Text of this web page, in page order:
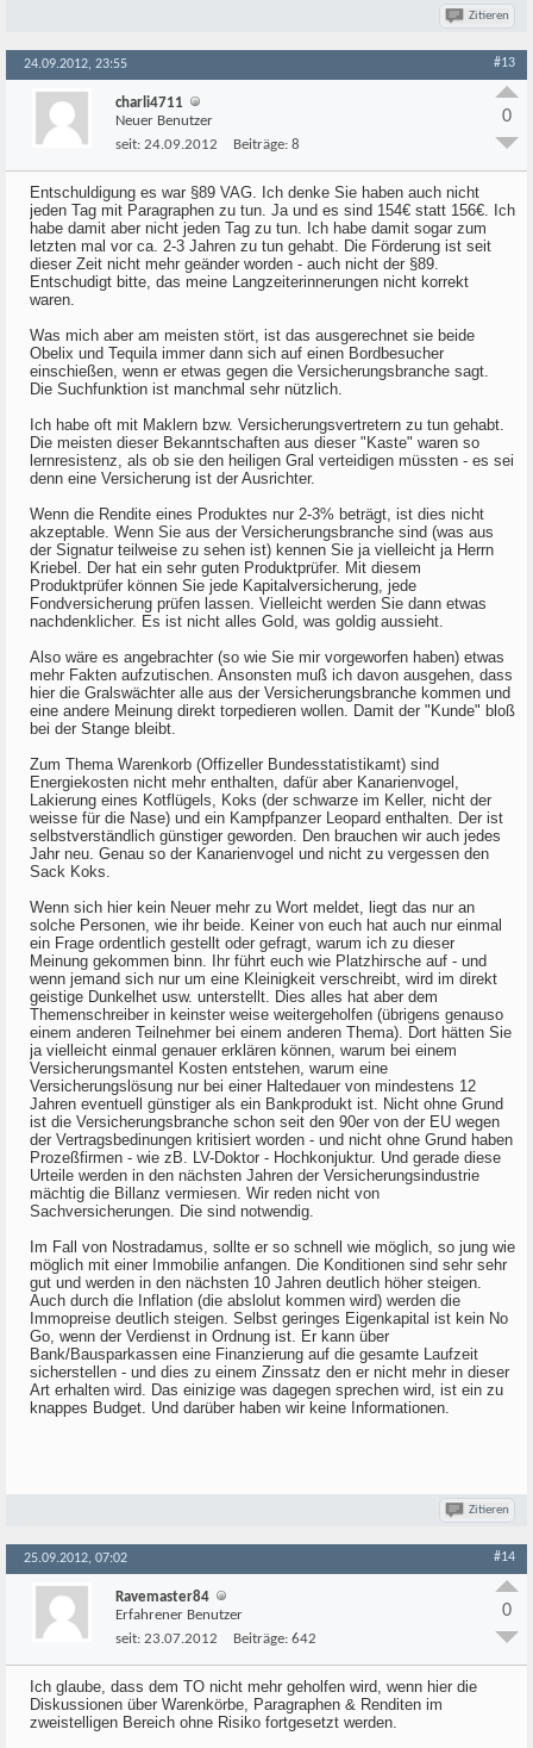
Zitieren
24.09.2012, 23:55 #13
charli4711
Neuer Benutzer
seit: 24.09.2012 Beiträge: 8
0
Entschuldigung es war §89 VAG. Ich denke Sie haben auch nicht
jeden Tag mit Paragraphen zu tun. Ja und es sind 154€ statt 156€. Ich
habe damit aber nicht jeden Tag zu tun. Ich habe damit sogar zum
letzten mal vor ca. 2-3 Jahren zu tun gehabt. Die Förderung ist seit
dieser Zeit nicht mehr geänder worden - auch nicht der §89.
Entschudigt bitte, das meine Langzeiterinnerungen nicht korrekt
waren.
Was mich aber am meisten stört, ist das ausgerechnet sie beide
Obelix und Tequila immer dann sich auf einen Bordbesucher
einschießen, wenn er etwas gegen die Versicherungsbranche sagt.
Die Suchfunktion ist manchmal sehr nützlich.
Ich habe oft mit Maklern bzw. Versicherungsvertretern zu tun gehabt.
Die meisten dieser Bekanntschaften aus dieser "Kaste" waren so
lernresistenz, als ob sie den heiligen Gral verteidigen müssten - es sei
denn eine Versicherung ist der Ausrichter.
Wenn die Rendite eines Produktes nur 2-3% beträgt, ist dies nicht
akzeptable. Wenn Sie aus der Versicherungsbranche sind (was aus
der Signatur teilweise zu sehen ist) kennen Sie ja vielleicht ja Herrn
Kriebel. Der hat ein sehr guten Produktprüfer. Mit diesem
Produktprüfer können Sie jede Kapitalversicherung, jede
Fondversicherung prüfen lassen. Vielleicht werden Sie dann etwas
nachdenklicher. Es ist nicht alles Gold, was goldig aussieht.
Also wäre es angebrachter (so wie Sie mir vorgeworfen haben) etwas
mehr Fakten aufzutischen. Ansonsten muß ich davon ausgehen, dass
hier die Gralswächter alle aus der Versicherungsbranche kommen und
eine andere Meinung direkt torpedieren wollen. Damit der "Kunde" bloß
bei der Stange bleibt.
Zum Thema Warenkorb (Offizeller Bundesstatistikamt) sind
Energiekosten nicht mehr enthalten, dafür aber Kanarienvogel,
Lakierung eines Kotflügels, Koks (der schwarze im Keller, nicht der
weisse für die Nase) und ein Kampfpanzer Leopard enthalten. Der ist
selbstverständlich günstiger geworden. Den brauchen wir auch jedes
Jahr neu. Genau so der Kanarienvogel und nicht zu vergessen den
Sack Koks.
Wenn sich hier kein Neuer mehr zu Wort meldet, liegt das nur an
solche Personen, wie ihr beide. Keiner von euch hat auch nur einmal
ein Frage ordentlich gestellt oder gefragt, warum ich zu dieser
Meinung gekommen binn. Ihr führt euch wie Platzhirsche auf - und
wenn jemand sich nur um eine Kleinigkeit verschreibt, wird im direkt
geistige Dunkelhet usw. unterstellt. Dies alles hat aber dem
Themenschreiber in keinster weise weitergeholfen (übrigens genauso
einem anderen Teilnehmer bei einem anderen Thema). Dort hätten Sie
ja vielleicht einmal genauer erklären können, warum bei einem
Versicherungsmantel Kosten entstehen, warum eine
Versicherungslösung nur bei einer Haltedauer von mindestens 12
Jahren eventuell günstiger als ein Bankprodukt ist. Nicht ohne Grund
ist die Versicherungsbranche schon seit den 90er von der EU wegen
der Vertragsbedinungen kritisiert worden - und nicht ohne Grund haben
Prozeßfirmen - wie zB. LV-Doktor - Hochkonjuktur. Und gerade diese
Urteile werden in den nächsten Jahren der Versicherungsindustrie
mächtig die Billanz vermiesen. Wir reden nicht von
Sachversicherungen. Die sind notwendig.
Im Fall von Nostradamus, sollte er so schnell wie möglich, so jung wie
möglich mit einer Immobilie anfangen. Die Konditionen sind sehr sehr
gut und werden in den nächsten 10 Jahren deutlich höher steigen.
Auch durch die Inflation (die abslolut kommen wird) werden die
Immopreise deutlich steigen. Selbst geringes Eigenkapital ist kein No
Go, wenn der Verdienst in Ordnung ist. Er kann über
Bank/Bausparkassen eine Finanzierung auf die gesamte Laufzeit
sicherstellen - und dies zu einem Zinssatz den er nicht mehr in dieser
Art erhalten wird. Das einizige was dagegen sprechen wird, ist ein zu
knappes Budget. Und darüber haben wir keine Informationen.
Zitieren
25.09.2012, 07:02 #14
Ravemaster84
Erfahrener Benutzer
seit: 23.07.2012 Beiträge: 642
0
Ich glaube, dass dem TO nicht mehr geholfen wird, wenn hier die
Diskussionen über Warenkörbe, Paragraphen & Renditen im
zweistelligen Bereich ohne Risiko fortgesetzt werden.